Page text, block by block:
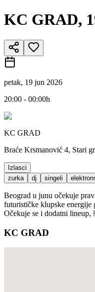
KC GRAD,
petak, 19 jun 2026
20:00 - 00:00h
KC GRAD
Braće Krsmanović 4, Stari
Izlasci
zurka
dj singeli
Beograd u junu očekuje
futurističke klupske energije
Očekuje se i dodatni lineup,
KC GRAD